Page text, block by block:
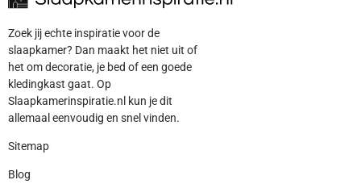
Zoek jij echte inspiratie voor de
slaapkamer? Dan maakt het niet uit of
het om decoratie, je bed of een goede
kledingkast gaat. Op
Slaapkamerinspiratie.nl kun je dit
allemaal eenvoudig en snel vinden.
Sitemap
Blog